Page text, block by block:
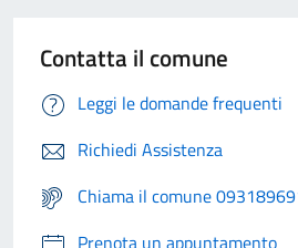
Contatta il comune
Leggi le domande frequenti
Richiedi Assistenza
Chiama il comune